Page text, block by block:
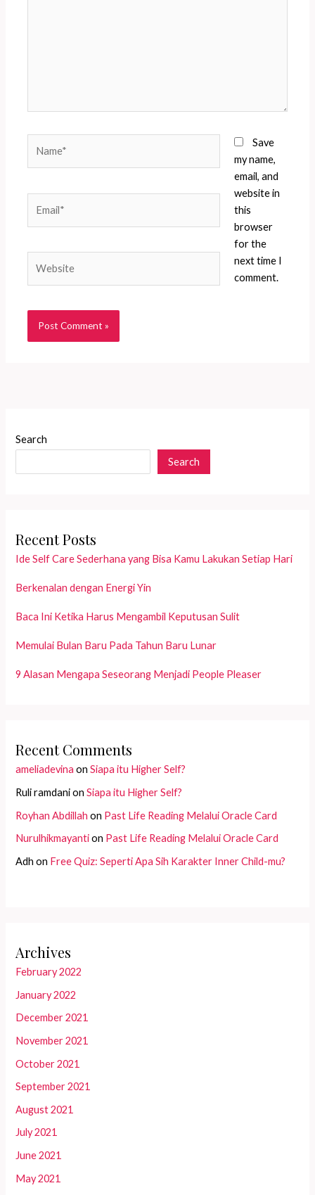
Save
my name,
email, and
website in
this
browser
for the
next time I
comment.
Search
Search
Recent Posts
Ide Self Care Sederhana yang Bisa Kamu Lakukan Setiap Hari
Berkenalan dengan Energi Yin
Baca Ini Ketika Harus Mengambil Keputusan Sulit
Memulai Bulan Baru Pada Tahun Baru Lunar
9 Alasan Mengapa Seseorang Menjadi People Pleaser
Recent Comments
ameliadevina onSiapa itu Higher Self?
Ruli ramdanionSiapa itu Higher Self?
Royhan Abdillah on Past Life Reading Melalui Oracle Card
Nurulhikmayantion Past Life Reading Melalui Oracle Card
Adh on Free Quiz: Seperti Apa Sih Karakter Inner Child-mu?
Archives
February 2022
January 2022
December 2021
November 2021
October 2021
September 2021
August 2021
July 2021
June 2021
May 2021